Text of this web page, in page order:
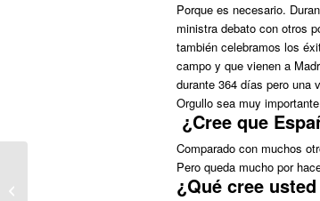
Porque es necesario.
ministra debato con otros
también celebramos los
campo y que vienen a
durante 364 días pero una
Orgullo sea muy
¿Cree que
Comparado con muchos
Pero queda mucho por
¿Qué cree
Violencia extrema en Centroamérica